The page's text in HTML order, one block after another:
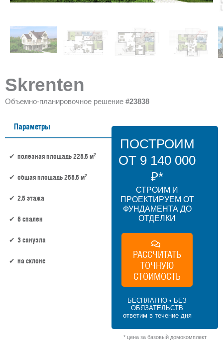
Skrenten
Объемно-планировочное решение #23838
Параметры
полезная площадь 228.5 м2
общая площадь 258.5 м2
2.5 этажа
6 спален
3 санузла
на склоне
ПОСТРОИМ
ОТ 9 140 000
₽*
СТРОИМ И
ПРОЕКТИРУЕМ ОТ
ФУНДАМЕНТА ДО
ОТДЕЛКИ
РАССЧИТАТЬ
ТОЧНУЮ
СТОИМОСТЬ
БЕСПЛАТНО • БЕЗ
ОБЯЗАТЕЛЬСТВ
ответим в течение дня
* цена за базовый домокомплект